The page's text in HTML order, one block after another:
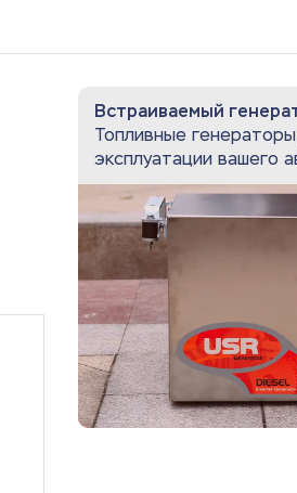
Встраиваемый
Топливные
эксплуатации вашего